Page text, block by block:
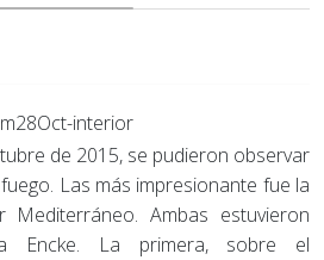
de 2015, se pudieron observar
Las más impresionante fue la
Ambas estuvieron
Encke. La primera, sobre el